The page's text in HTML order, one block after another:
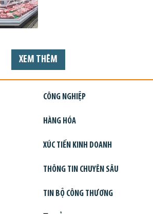
XEM THÊM
CÔNG NGHIỆP
HÀNG HÓA
XÚC TIẾN KINH DOANH
THÔNG TIN CHUYÊN SÂU
TIN BỘ CÔNG THƯƠNG